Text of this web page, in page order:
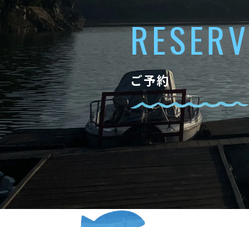
ご予約